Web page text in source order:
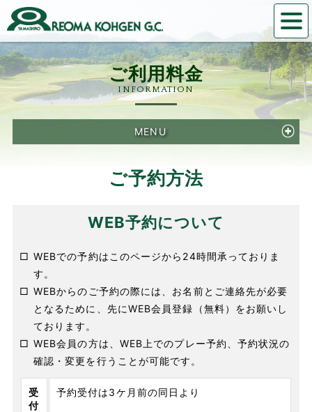
INFORMATION
MENU
ご予約方法
WEB予約について
□ WEBでの予約はこのページから24時間承っておりま
す。
□ WEBからのご予約の際には、お名前とご連絡先が必要
となるために、先にWEB会員登録（無料）をお願いし
ております。
□ WEB会員の方は、WEB上でのプレー予約、予約状況の
確認・変更を行うことが可能です。
受
付
予約受付は3ケ月前の同日より